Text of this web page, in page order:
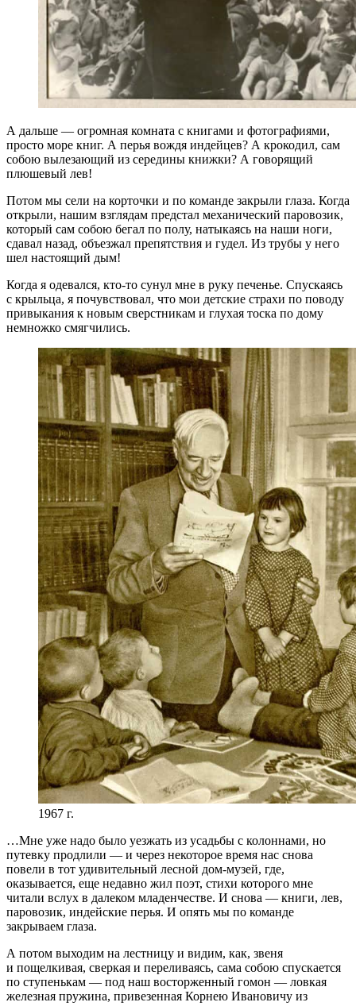
А дальше — огромная комната с книгами и фотографиями,
просто море книг. А перья вождя индейцев? А крокодил, сам
собою вылезающий из середины книжки? А говорящий
плюшевый лев!
Потом мы сели на корточки и по команде закрыли глаза. Когда
открыли, нашим взглядам предстал механический паровозик,
который сам собою бегал по полу, натыкаясь на наши ноги,
сдавал назад, объезжал препятствия и гудел. Из трубы у него
шел настоящий дым!
Когда я одевался, кто-то сунул мне в руку печенье. Спускаясь
с крыльца, я почувствовал, что мои детские страхи по поводу
привыкания к новым сверстникам и глухая тоска по дому
немножко смягчились.
1967 г.
…Мне уже надо было уезжать из усадьбы с колоннами, но
путевку продлили — и через некоторое время нас снова
повели в тот удивительный лесной дом-музей, где,
оказывается, еще недавно жил поэт, стихи которого мне
читали вслух в далеком младенчестве. И снова — книги, лев,
паровозик, индейские перья. И опять мы по команде
закрываем глаза.
А потом выходим на лестницу и видим, как, звеня
и пощелкивая, сверкая и переливаясь, сама собою спускается
по ступенькам — под наш восторженный гомон — ловкая
железная пружина, привезенная Корнею Ивановичу из